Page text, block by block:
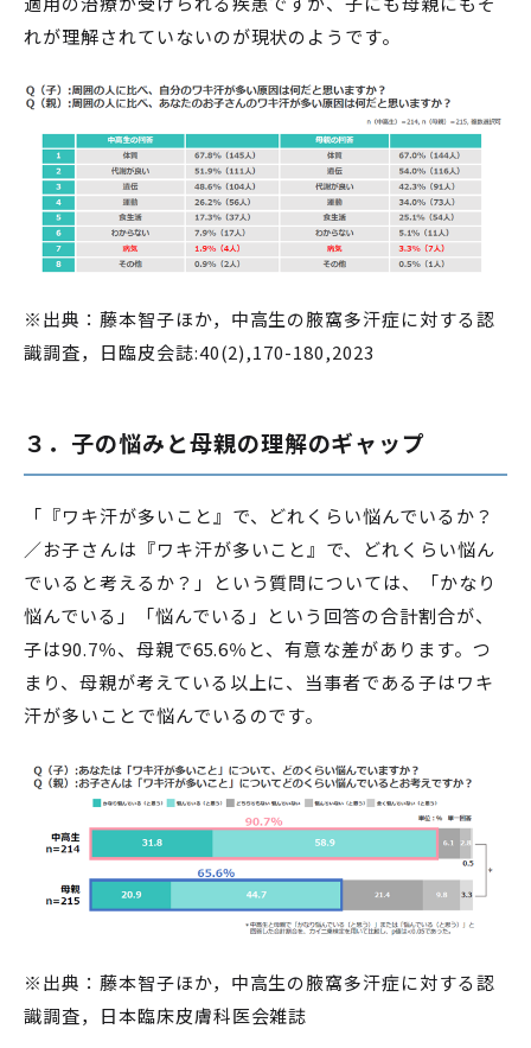
れが理解されていないのが現状のようです。
※出典：藤本智子ほか，中高生の腋窩多汗症に対する認
識調査，日臨皮会誌:40(2),170-180,2023
３．子の悩みと母親の理解のギャップ
「『ワキ汗が多いこと』で、どれくらい悩んでいるか？
／お子さんは『ワキ汗が多いこと』で、どれくらい悩ん
でいると考えるか？」という質問については、「かなり
悩んでいる」「悩んでいる」という回答の合計割合が、
子は90.7％、母親で65.6％と、有意な差があります。つ
まり、母親が考えている以上に、当事者である子はワキ
汗が多いことで悩んでいるのです。
※出典：藤本智子ほか，中高生の腋窩多汗症に対する認
識調査，日本臨床皮膚科医会雑誌